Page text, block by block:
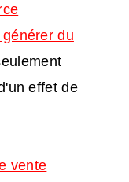
du
effet de
vente